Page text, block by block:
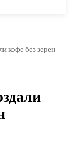
кофе без зерен